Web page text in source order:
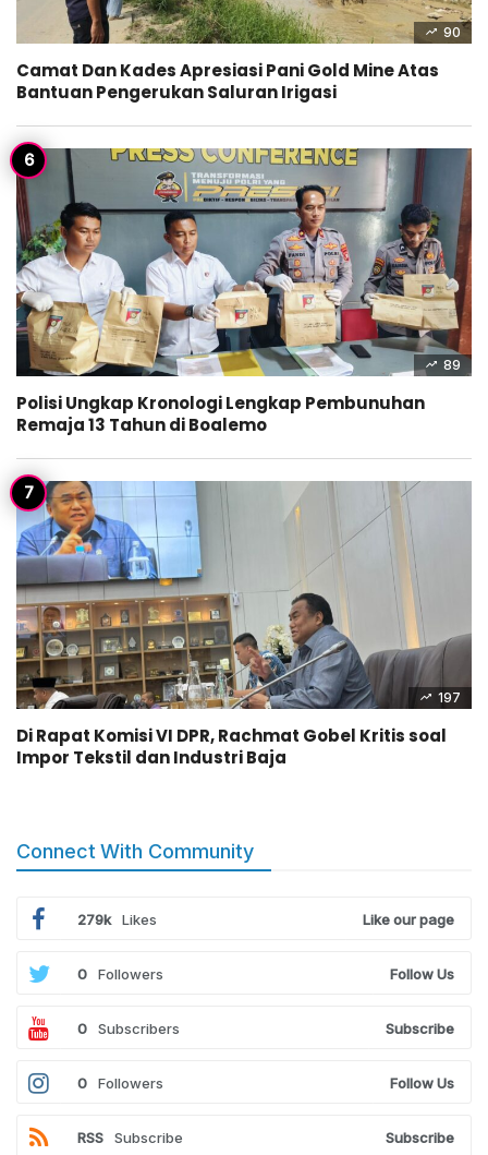
90
Camat Dan Kades Apresiasi Pani Gold Mine Atas
Bantuan Pengerukan Saluran Irigasi
89
Polisi Ungkap Kronologi Lengkap Pembunuhan
Remaja 13 Tahun di Boalemo
197
Di Rapat Komisi VI DPR, Rachmat Gobel Kritis soal
Impor Tekstil dan Industri Baja
Connect With Community
279k Likes Like our page
0 Followers Follow Us
0 Subscribers Subscribe
0 Followers Follow Us
RSS Subscribe Subscribe